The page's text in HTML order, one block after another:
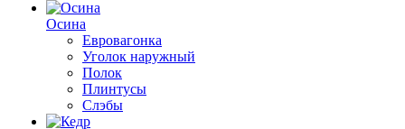
Осина
Евровагонка
Уголок наружный
Полок
Плинтусы
Слэбы